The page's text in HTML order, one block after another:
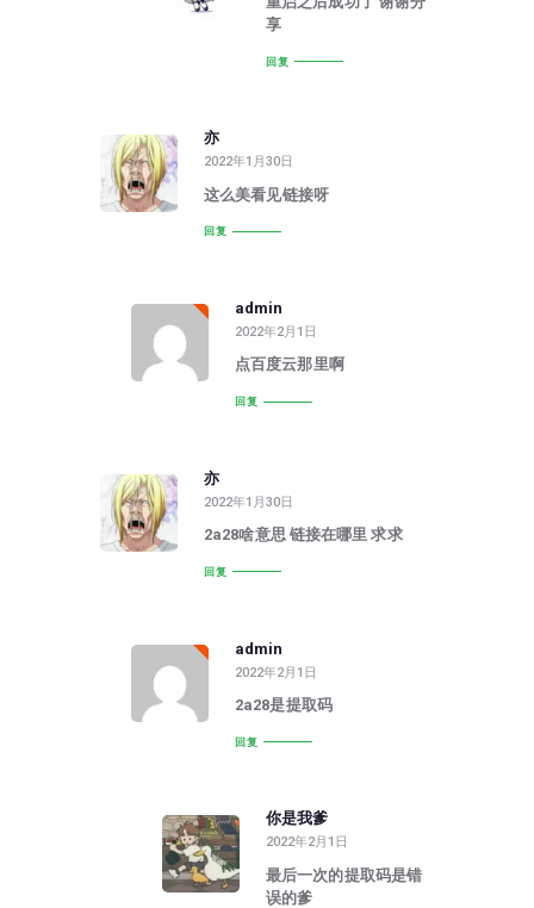
享
回复
亦
2022年1月30日
这么美看见链接呀
回复
admin
2022年2月1日
点百度云那里啊
回复
亦
2022年1月30日
2a28啥意思 链接在哪里 求求
回复
admin
2022年2月1日
2a28是提取码
回复
你是我爹
2022年2月1日
最后一次的提取码是错
误的爹